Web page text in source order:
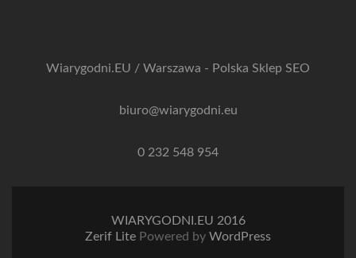
Wiarygodni.EU / Warszawa - Polska Sklep SEO
biuro@wiarygodni.eu
0 232 548 954
WIARYGODNI.EU 2016
Zerif Lite Powered by WordPress